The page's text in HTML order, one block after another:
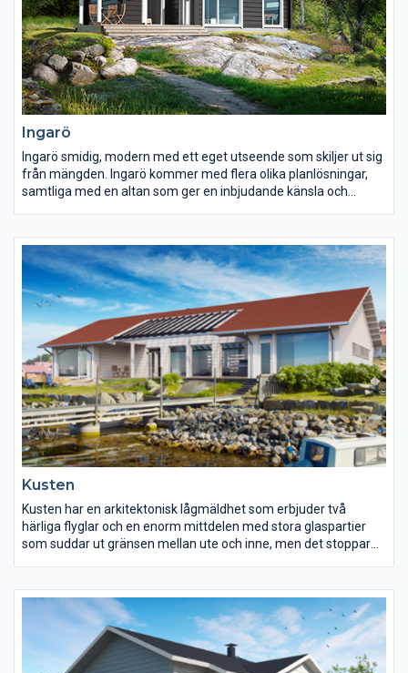
Ingarö
Ingarö smidig, modern med ett eget utseende som skiljer ut sig
från mängden. Ingarö kommer med flera olika planlösningar,
samtliga med en altan som ger en inbjudande känsla och
Kusten
Kusten har en arkitektonisk lågmäldhet som erbjuder två
härliga flyglar och en enorm mittdelen med stora glaspartier
som suddar ut gränsen mellan ute och inne, men det stoppar
solnedgång i strilregnet. Ett hus att längta till.